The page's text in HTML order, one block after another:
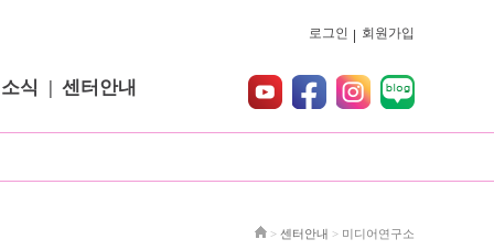
로그인 회원가입
식 센터안내
> 센터안내 > 미디어연구소